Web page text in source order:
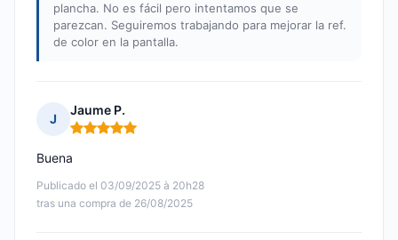
plancha. No es fácil pero intentamos que se
parezcan. Seguiremos trabajando para mejorar la ref.
de color en la pantalla.
J
Jaume P.
Nota: 5 de 5
Publicado el 03/09/2025 à 20h28
tras una compra de 26/08/2025
Buena